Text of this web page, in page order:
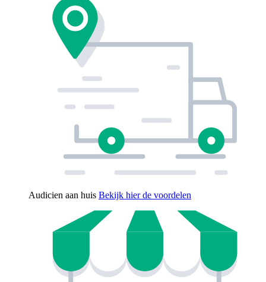
Audicien aan huis Bekijk hier de voordelen